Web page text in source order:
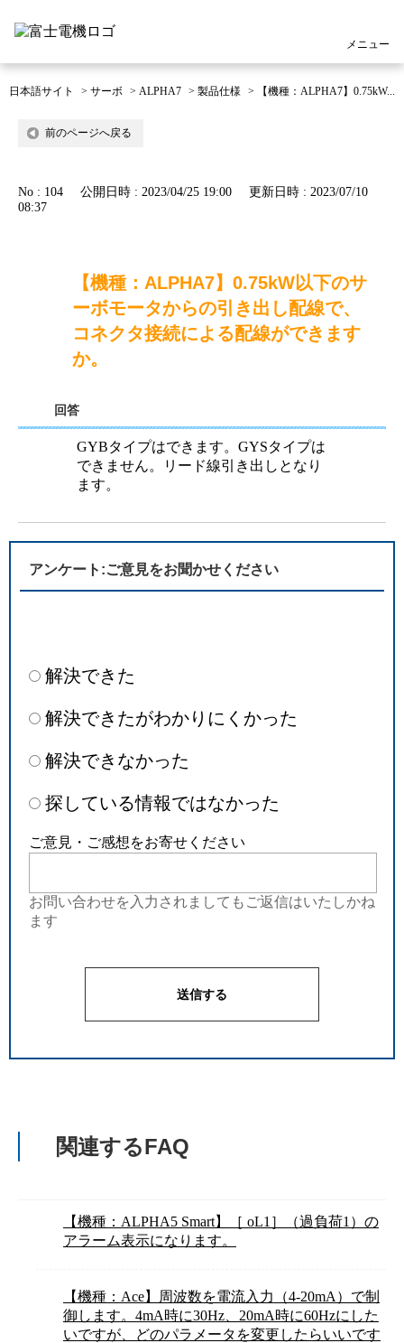
メニュー
日本語サイト > サーボ > ALPHA7 > 製品仕様 > 【機種：ALPHA7】0.75kW...
前のページへ戻る
No : 104 公開日時 : 2023/04/25 19:00
更新日時 : 2023/07/10
08:37
【機種：ALPHA7】0.75kW以下のサ
ーボモータからの引き出し配線で、
コネクタ接続による配線ができます
か。
回答
GYBタイプはできます。GYSタイプは
できません。リード線引き出しとなり
ます。
アンケート:ご意見をお聞かせください
解決できた
解決できたがわかりにくかった
解決できなかった
探している情報ではなかった
ご意見・ご感想をお寄せください
お問い合わせを入力されましてもご返信はいたしかね
ます
関連するFAQ
【機種：ALPHA5 Smart】［ oL1］（過負荷1）の
アラーム表示になります。
【機種：Ace】周波数を電流入力（4-20mA）で制
御します。4mA時に30Hz、20mA時に60Hzにした
いですが、どのパラメータを変更したらいいです